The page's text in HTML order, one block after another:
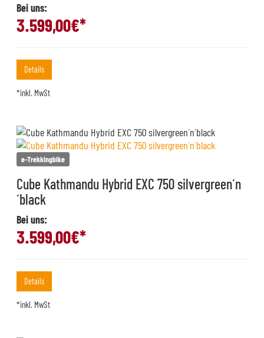
Bei uns:
3.599,00€*
Details
*inkl. MwSt
e-Trekkingbike
Cube Kathmandu Hybrid EXC 750 silvergreen´n
´black
Bei uns:
3.599,00€*
Details
*inkl. MwSt